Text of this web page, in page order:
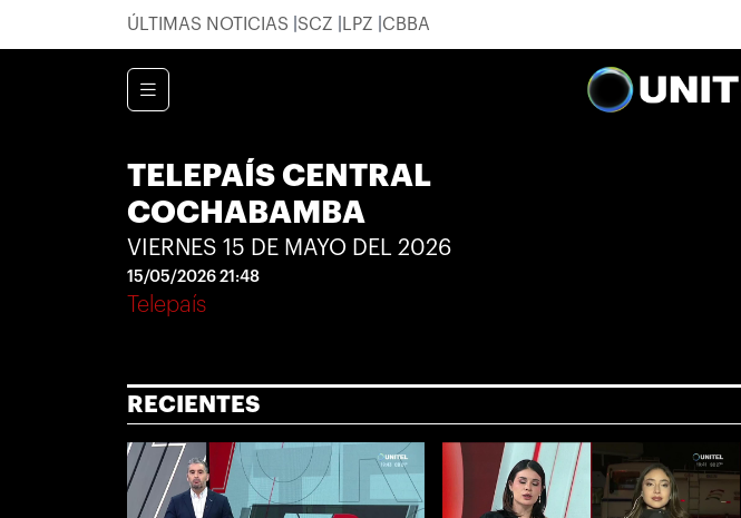
ÚLTIMAS NOTICIAS SCZ LPZ CBBA
TELEPAÍS CENTRAL
COCHABAMBA
VIERNES 15 DE MAYO DEL 2026
15/05/2026 21:48
Telepaís
RECIENTES